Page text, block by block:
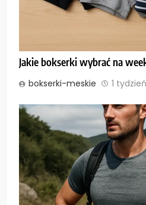
Jakie bokserki wybrać na
bokserki-meskie 1